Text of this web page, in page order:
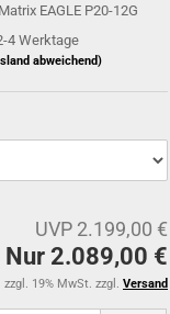
EAGLE P20-12G
4 Werktage
abweichend)
UVP 2.199,00 €
Nur 2.089,00 €
zzgl. 19% MwSt. zzgl. Versand